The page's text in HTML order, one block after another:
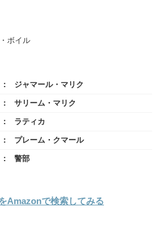
ボイル
ジャマール・マリク
サリーム・マリク
ラティカ
プレーム・クマール
警部
Amazonで検索してみる